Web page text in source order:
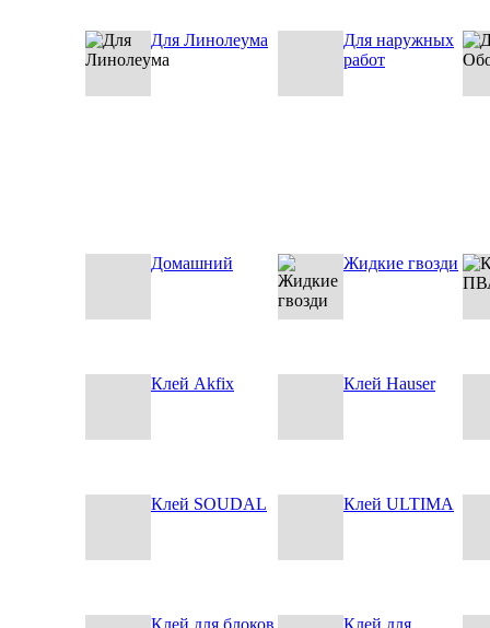
Для Линолеума
Для наружных
работ
Домашний Жидкие гвозди
Клей Akfix Клей Hauser
Клей SOUDAL Клей ULTIMA
Клей для блоков Клей для